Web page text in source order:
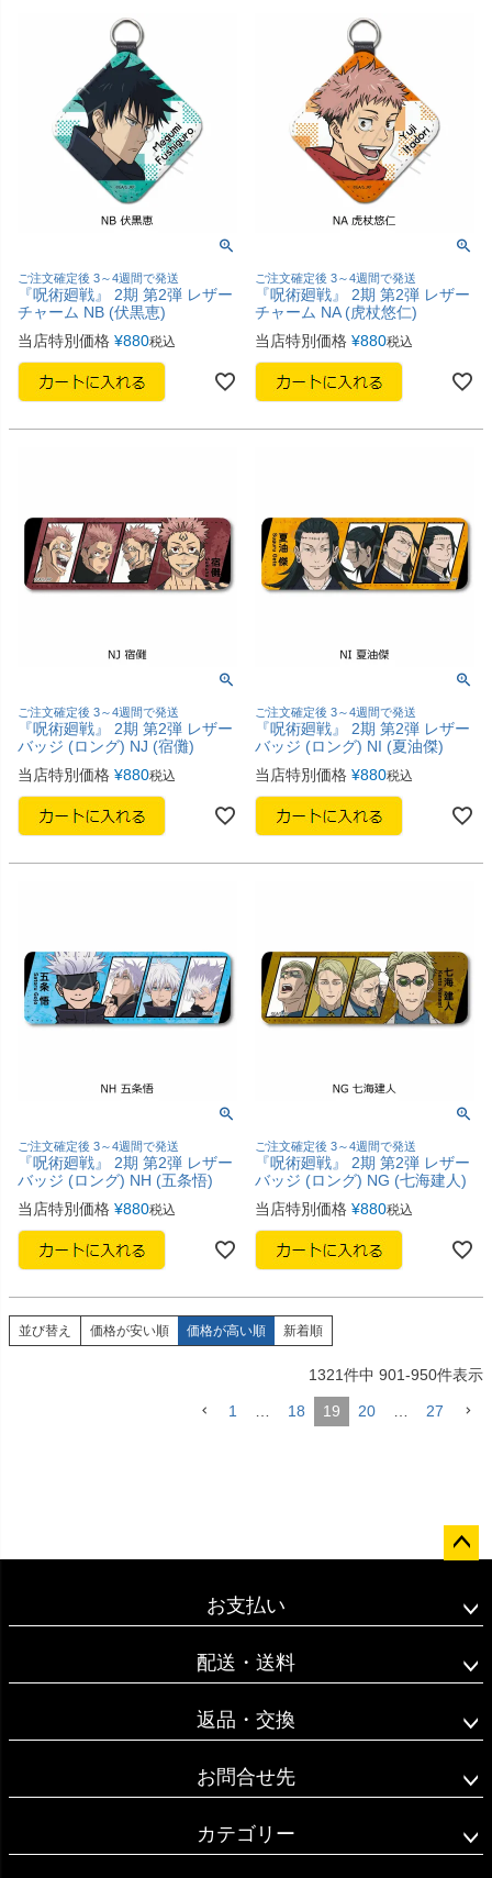
ご注文確定後 3～4週間で発送
『呪術廻戦』 2期 第2弾 レザー
チャーム NB (伏黒恵)
当店特別価格 ¥880税込
ご注文確定後 3～4週間で発送
『呪術廻戦』 2期 第2弾 レザー
チャーム NA (虎杖悠仁)
当店特別価格 ¥880税込
ご注文確定後 3～4週間で発送
『呪術廻戦』 2期 第2弾 レザー
バッジ (ロング) NJ (宿儺)
当店特別価格 ¥880税込
ご注文確定後 3～4週間で発送
『呪術廻戦』 2期 第2弾 レザー
バッジ (ロング) NI (夏油傑)
当店特別価格 ¥880税込
ご注文確定後 3～4週間で発送
『呪術廻戦』 2期 第2弾 レザー
バッジ (ロング) NH (五条悟)
当店特別価格 ¥880税込
ご注文確定後 3～4週間で発送
『呪術廻戦』 2期 第2弾 レザー
バッジ (ロング) NG (七海建人)
当店特別価格 ¥880税込
並び替え 価格が安い順 価格が高い順 新着順
1321件中 901-950件表示
1 18 19 20 27
ップ
お支払い
配送・送料
返品・交換
お問合せ先
カテゴリー